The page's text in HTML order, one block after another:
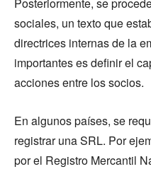
sociales, un texto que
directrices internas de la
importantes es definir el
acciones entre los socios.
En algunos países, se
registrar una SRL. Por
por el Registro Mercantil